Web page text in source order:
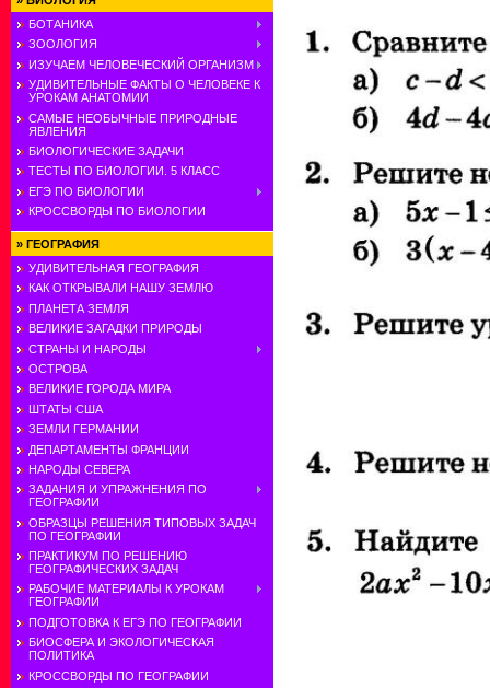
БОТАНИКА
ЗООЛОГИЯ
ИЗУЧАЕМ ЧЕЛОВЕЧЕСКИЙ ОРГАНИЗМ
УДИВИТЕЛЬНЫЕ ФАКТЫ О ЧЕЛОВЕКЕ К
УРОКАМ АНАТОМИИ
САМЫЕ НЕОБЫЧНЫЕ ПРИРОДНЫЕ
ЯВЛЕНИЯ
БИОЛОГИЧЕСКИЕ ЗАДАЧИ
ТЕСТЫ ПО БИОЛОГИИ. 5 КЛАСС
ЕГЭ ПО БИОЛОГИИ
КРОССВОРДЫ ПО БИОЛОГИИ
» ГЕОГРАФИЯ
УДИВИТЕЛЬНАЯ ГЕОГРАФИЯ
КАК ОТКРЫВАЛИ НАШУ ЗЕМЛЮ
ПЛАНЕТА ЗЕМЛЯ
ВЕЛИКИЕ ЗАГАДКИ ПРИРОДЫ
СТРАНЫ И НАРОДЫ
ОСТРОВА
ВЕЛИКИЕ ГОРОДА МИРА
ШТАТЫ США
ЗЕМЛИ ГЕРМАНИИ
ДЕПАРТАМЕНТЫ ФРАНЦИИ
НАРОДЫ СЕВЕРА
ЗАДАНИЯ И УПРАЖНЕНИЯ ПО
ГЕОГРАФИИ
ОБРАЗЦЫ РЕШЕНИЯ ТИПОВЫХ ЗАДАЧ
ПО ГЕОГРАФИИ
ПРАКТИКУМ ПО РЕШЕНИЮ
ГЕОГРАФИЧЕСКИХ ЗАДАЧ
РАБОЧИЕ МАТЕРИАЛЫ К УРОКАМ
ГЕОГРАФИИ
ПОДГОТОВКА К ЕГЭ ПО ГЕОГРАФИИ
БИОСФЕРА И ЭКОЛОГИЧЕСКАЯ
ПОЛИТИКА
КРОССВОРДЫ ПО ГЕОГРАФИИ